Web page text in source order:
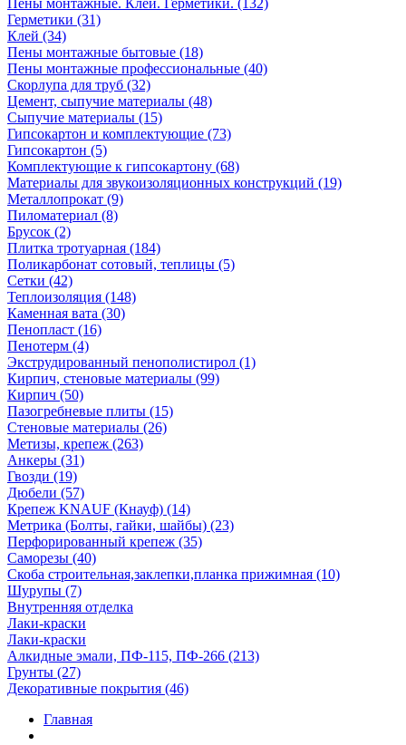
Пены монтажные. Клеи. Герметики. (132)
Герметики (31)
Клей (34)
Пены монтажные бытовые (18)
Пены монтажные профессиональные (40)
Скорлупа для труб (32)
Цемент, сыпучие материалы (48)
Сыпучие материалы (15)
Гипсокартон и комплектующие (73)
Гипсокартон (5)
Комплектующие к гипсокартону (68)
Материалы для звукоизоляционных конструкций (19)
Металлопрокат (9)
Пиломатериал (8)
Брусок (2)
Плитка тротуарная (184)
Поликарбонат сотовый, теплицы (5)
Сетки (42)
Теплоизоляция (148)
Каменная вата (30)
Пенопласт (16)
Пенотерм (4)
Экструдированный пенополистирол (1)
Кирпич, стеновые материалы (99)
Кирпич (50)
Пазогребневые плиты (15)
Стеновые материалы (26)
Метизы, крепеж (263)
Анкеры (31)
Гвозди (19)
Дюбели (57)
Крепеж KNAUF (Кнауф) (14)
Метрика (Болты, гайки, шайбы) (23)
Перфорированный крепеж (35)
Саморезы (40)
Скоба строительная,заклепки,планка прижимная (10)
Шурупы (7)
Внутренняя отделка
Лаки-краски
Лаки-краски
Алкидные эмали, ПФ-115, ПФ-266 (213)
Грунты (27)
Декоративные покрытия (46)
Главная